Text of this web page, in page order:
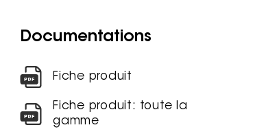
Documentations
Fiche produit
Fiche produit: toute la
gamme